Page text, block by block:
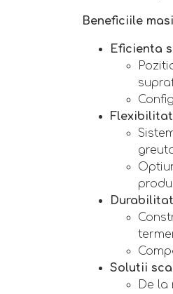
Beneficiile
Eficienta
Solutii
De la